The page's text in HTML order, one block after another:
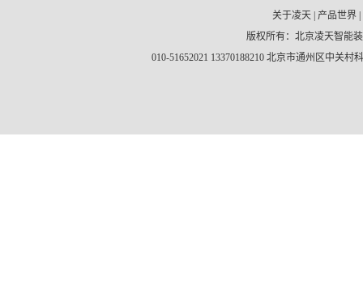
关于凌天 产品世界
版权所有：北京凌天智能
010-51652021 13370188210 北京市通州区中关